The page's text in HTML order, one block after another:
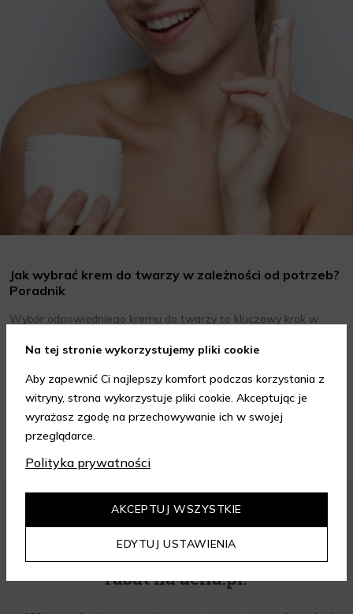
Jak wybrać krem do twarzy w zależności od potrzeb?
Poradnik
Wybór odpowiedniego kremu do twarzy to kluczowy krok w
jej wygląd i kondycję. Warto znać składniki i właściwości kremów
Poniżej znajdziesz kilka porad, które pomogą ci wybrać idealny
krem do twarzy.
ZOBACZ WIĘCEJ
Zapisz się do newslettera i odbierz
rabat na aelia.pl:
Na tej stronie wykorzystujemy pliki cookie
Aby zapewnić Ci najlepszy komfort podczas korzystania z
witryny, strona wykorzystuje pliki cookie. Akceptując je
wyrażasz zgodę na przechowywanie ich w swojej
przeglądarce.
Polityka prywatności
EDYTUJ USTAWIENIA
AKCEPTUJ WSZYSTKIE